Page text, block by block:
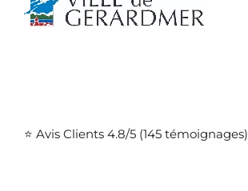
⭐ Avis Clients 4.8/5 (145 témoignages)